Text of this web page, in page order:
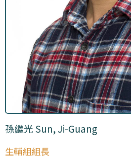
孫繼光 Sun, Ji-Guang
生輔組組長